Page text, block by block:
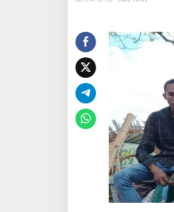
i
M
a
P
e
m
r
t
a
h
S
e
g